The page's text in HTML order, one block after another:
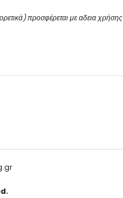
προσφέρεται με αδεια χρήσης